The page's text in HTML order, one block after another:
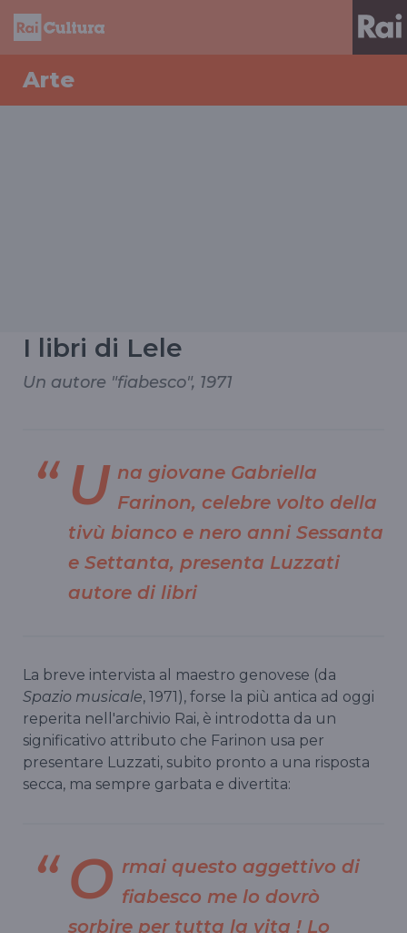
Arte
I libri di Lele
Un autore "fiabesco", 1971
U na giovane Gabriella
Farinon, celebre volto della
tivù bianco e nero anni Sessanta
e Settanta, presenta Luzzati
autore di libri
La breve intervista al maestro genovese (da
Spazio musicale, 1971), forse la più antica ad oggi
reperita nell'archivio Rai, è introdotta da un
significativo attributo che Farinon usa per
presentare Luzzati, subito pronto a una risposta
secca, ma sempre garbata e divertita:
O rmai questo aggettivo di
fiabesco me lo dovrò
sorbire per tutta la vita ! Lo